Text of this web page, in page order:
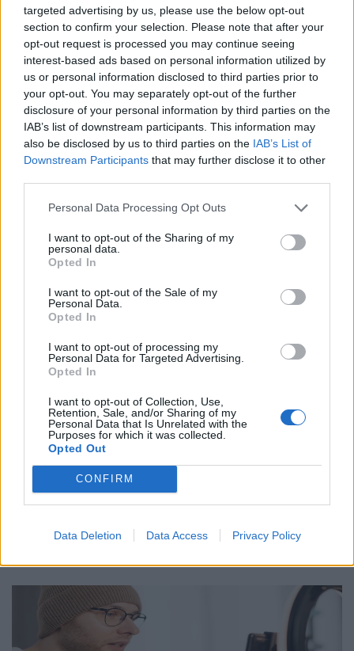
targeted advertising by us, please use the below opt-out
section to confirm your selection. Please note that after your
opt-out request is processed you may continue seeing
interest-based ads based on personal information utilized by
us or personal information disclosed to third parties prior to
your opt-out. You may separately opt-out of the further
disclosure of your personal information by third parties on the
IAB’s list of downstream participants. This information may
also be disclosed by us to third parties on the IAB’s List of
Downstream Participants that may further disclose it to other
Personal Data Processing Opt Outs
I want to opt-out of the Sharing of my
personal data.
Opted In
I want to opt-out of the Sale of my
Personal Data.
Opted In
I want to opt-out of processing my
Personal Data for Targeted Advertising.
Opted In
I want to opt-out of Collection, Use,
Retention, Sale, and/or Sharing of my
Personal Data that Is Unrelated with the
Purposes for which it was collected.
Opted Out
CONFIRM
Data Deletion Data Access Privacy Policy
προκειμένου να τα επενδύουν σε σημαντικά project
ψηφιακού μετασχηματισμού.
Πηγή: ΑΠΕ-ΜΠΕ
Ακολουθήστε το OLAFAQ
στο Google News
Newsroom
Ετικέτες :ChatGPT,Google Gemini,Γλωσσικές Τεχνολογίες ALT-
Τεχνητή Νοημοσύνη,υπουργείο Ψηφιακής Διακυβέρνησης
Δείτε επίσης